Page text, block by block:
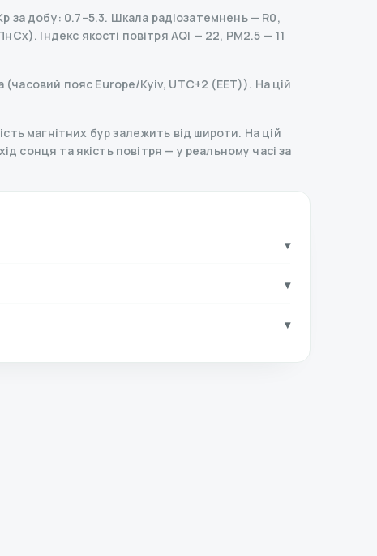
за добу: 0.7–5.3. Шкала радіозатемнень— R0,
Індекс якості повітря AQI — 22, PM2.5 — 11
(часовий пояс Europe/Kyiv, UTC+2 (EET)). На цій
магнітних бур залежить від широти. На цій
сонця та якість повітря — у реальному часі за
▾
▾
▾